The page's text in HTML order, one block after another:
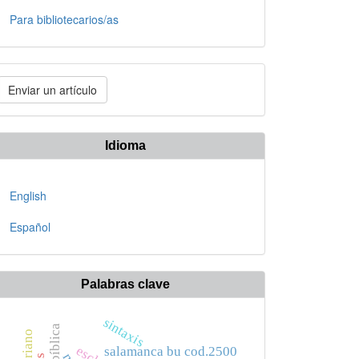
Para bibliotecarios/as
Enviar un artículo
Idioma
English
Español
Palabras clave
salamanca bu cod.2500
sintaxis